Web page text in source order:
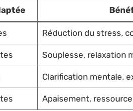
Réduction du stress,
Souplesse, relaxation
Clarification mentale,
Apaisement,